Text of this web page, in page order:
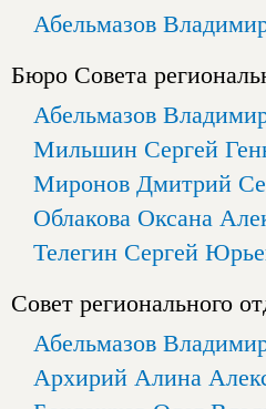
Абельмазов
Бюро Совета
Абельмазов
Мильшин Сергей
Миронов Дмитрий
Облакова Оксана
Телегин Сергей
Совет регионального
Абельмазов
Архирий Алина